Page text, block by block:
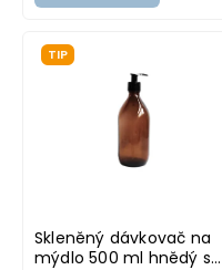
TIP
Skleněný dávkovač na
mýdlo 500 ml hnědý s